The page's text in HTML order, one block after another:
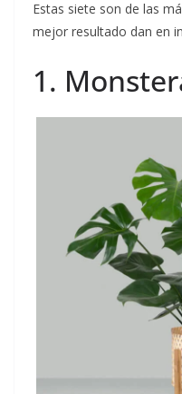
Estas siete son de las
mejor resultado dan en
1.